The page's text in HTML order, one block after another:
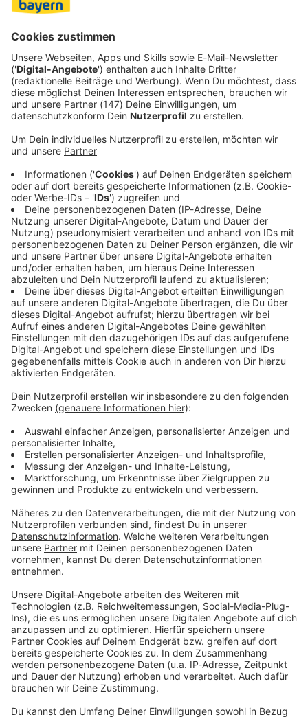
Immer auf dem Laufenden
bleiben!
Verpass' nichts mehr - mit unserem kostenlosen
ANTENNE BAYERN Newsletter. Ob Nachrichten,
Lifestyle oder unsere neuesten Aktionen - wir
informieren dich.
Zum Newsletter anmelden
Du möchtest uns etwas sagen?
Studio Hotline
Kontaktformular
Sprachnachricht